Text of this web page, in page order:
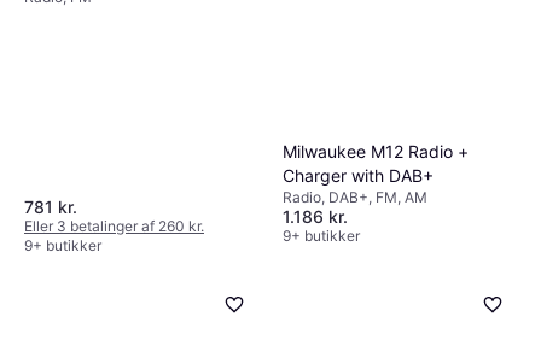
781 kr.
Eller 3 betalinger af 260 kr.
9+ butikker
Milwaukee M12 Radio +
Charger with DAB+
Radio, DAB+, FM, AM
1.186 kr.
9+ butikker